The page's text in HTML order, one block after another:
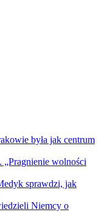
była jak centrum
„Pragnienie wolności
sprawdzi, jak
Niemcy o